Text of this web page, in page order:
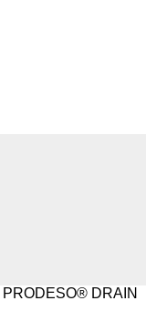
PRODESO® DRAIN